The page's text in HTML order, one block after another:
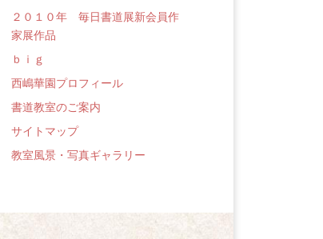
２０１０年 毎日書道展新会員作
家展作品
ｂｉｇ
西嶋華園プロフィール
書道教室のご案内
サイトマップ
教室風景・写真ギャラリー